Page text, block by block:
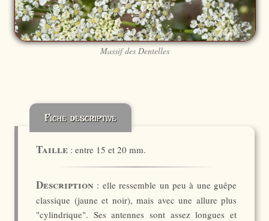
Massif des Dentelles
Fiche descriptive
Taille : entre 15 et 20 mm.
Description : elle ressemble un peu à une guêpe
classique (jaune et noir), mais avec une allure plus
"cylindrique". Ses antennes sont assez longues et